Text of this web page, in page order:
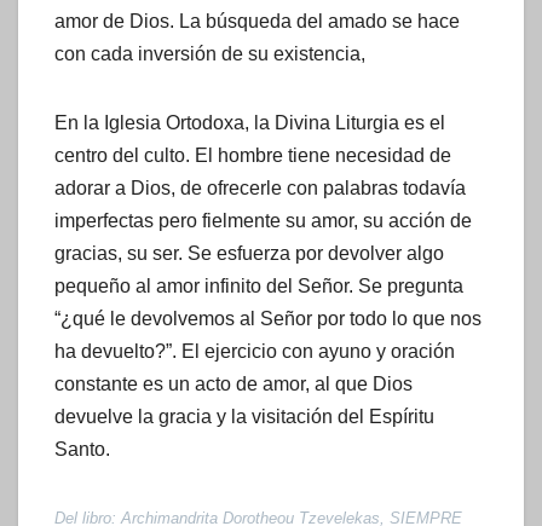
amor de Dios. La búsqueda del amado se hace
con cada inversión de su existencia,
En la Iglesia Ortodoxa, la Divina Liturgia es el
centro del culto. El hombre tiene necesidad de
adorar a Dios, de ofrecerle con palabras todavía
imperfectas pero fielmente su amor, su acción de
gracias, su ser. Se esfuerza por devolver algo
pequeño al amor infinito del Señor. Se pregunta
“¿qué le devolvemos al Señor por todo lo que nos
ha devuelto?”. El ejercicio con ayuno y oración
constante es un acto de amor, al que Dios
devuelve la gracia y la visitación del Espíritu
Santo.
Del libro: Archimandrita Dorotheou Tzevelekas, SIEMPRE